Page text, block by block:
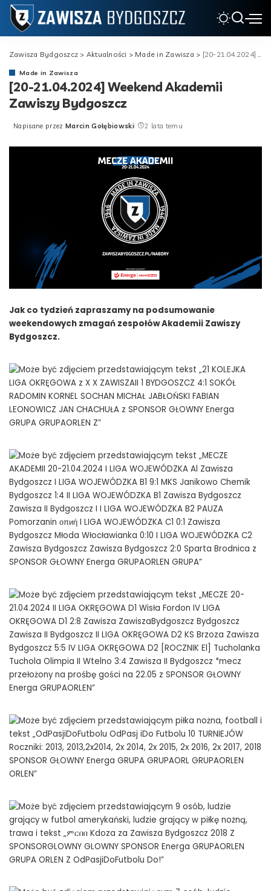
Zawisza Bydgoszcz > Aktualności > Made in Zawisza > [20-21.04.2024] Weekend Akademii Zawiszy Bydgoszcz
Made in Zawisza
[20-21.04.2024] Weekend Akademii
Zawiszy Bydgoszcz
Posted
Napisane przez Marcin Gołębiowski 2 lata temu
Jak co tydzień zapraszamy na podsumowanie
weekendowych zmagań zespołów Akademii Zawiszy
Bydgoszcz.